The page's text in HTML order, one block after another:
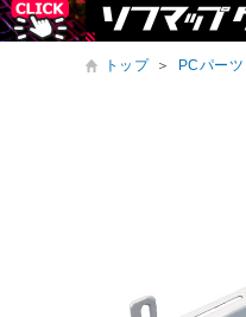
トップ ＞ PCパーツ